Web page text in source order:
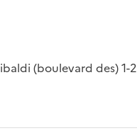
(boulevard des) 1-2